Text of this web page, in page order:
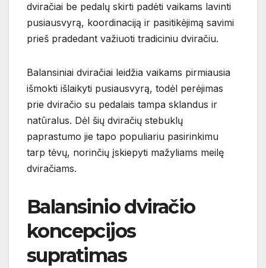
dviračiai be pedalų skirti padėti vaikams lavinti
pusiausvyrą, koordinaciją ir pasitikėjimą savimi
prieš pradedant važiuoti tradiciniu dviračiu.
Balansiniai dviračiai leidžia vaikams pirmiausia
išmokti išlaikyti pusiausvyrą, todėl perėjimas
prie dviračio su pedalais tampa sklandus ir
natūralus. Dėl šių dviračių stebuklų
paprastumo jie tapo populiariu pasirinkimu
tarp tėvų, norinčių įskiepyti mažyliams meilę
dviračiams.
Balansinio dviračio
koncepcijos
supratimas